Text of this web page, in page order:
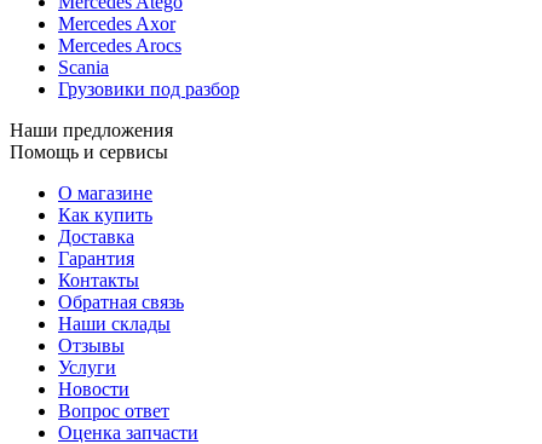
Mercedes Axor
Mercedes Arocs
Scania
Грузовики под разбор
Наши предложения
Помощь и сервисы
О магазине
Как купить
Доставка
Гарантия
Контакты
Обратная связь
Наши склады
Отзывы
Услуги
Новости
Вопрос ответ
Оценка запчасти